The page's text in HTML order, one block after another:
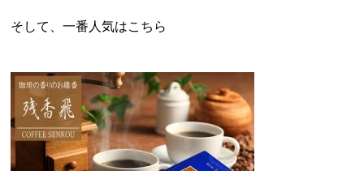
そして、一番人気はこちら